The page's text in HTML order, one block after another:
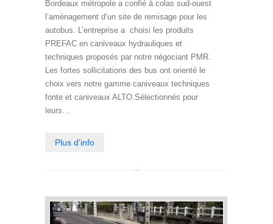
Bordeaux métropole a confié à colas sud-ouest
l’aménagement d’un site de remisage pour les
autobus. L’entreprise a choisi les produits
PREFAC en caniveaux hydrauliques et
techniques proposés par notre négociant PMR.
Les fortes sollicitations des bus ont orienté le
choix vers notre gamme caniveaux techniques
fonte et caniveaux ALTO.Sélectionnés pour
leurs…
Plus d'info